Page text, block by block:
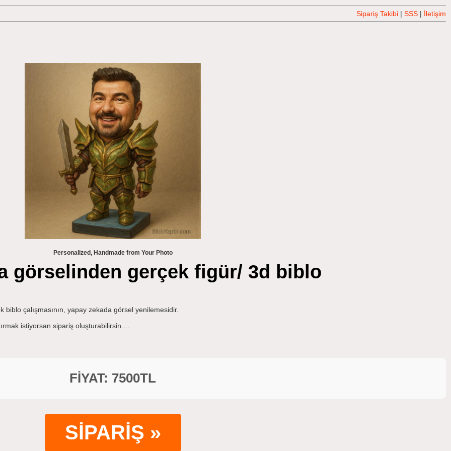
Sipariş Takibi | SSS | İletişim
Personalized, Handmade from Your Photo
görselinden gerçek figür/ 3d biblo
biblo çalışmasının, yapay zekada görsel yenilemesidir.
istiyorsan sipariş oluşturabilirsin....
FİYAT: 7500TL
SİPARİŞ »